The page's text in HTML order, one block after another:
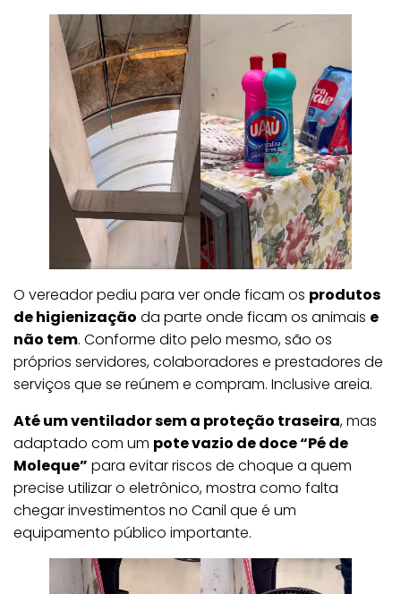
O vereador pediu para ver onde ficam os produtos
de higienização da parte onde ficam os animais e
não tem. Conforme dito pelo mesmo, são os
próprios servidores, colaboradores e prestadores de
serviços que se reúnem e compram. Inclusive areia.
Até um ventilador sem a proteção traseira, mas
adaptado com um pote vazio de doce “Pé de
Moleque” para evitar riscos de choque a quem
precise utilizar o eletrônico, mostra como falta
chegar investimentos no Canil que é um
equipamento público importante.